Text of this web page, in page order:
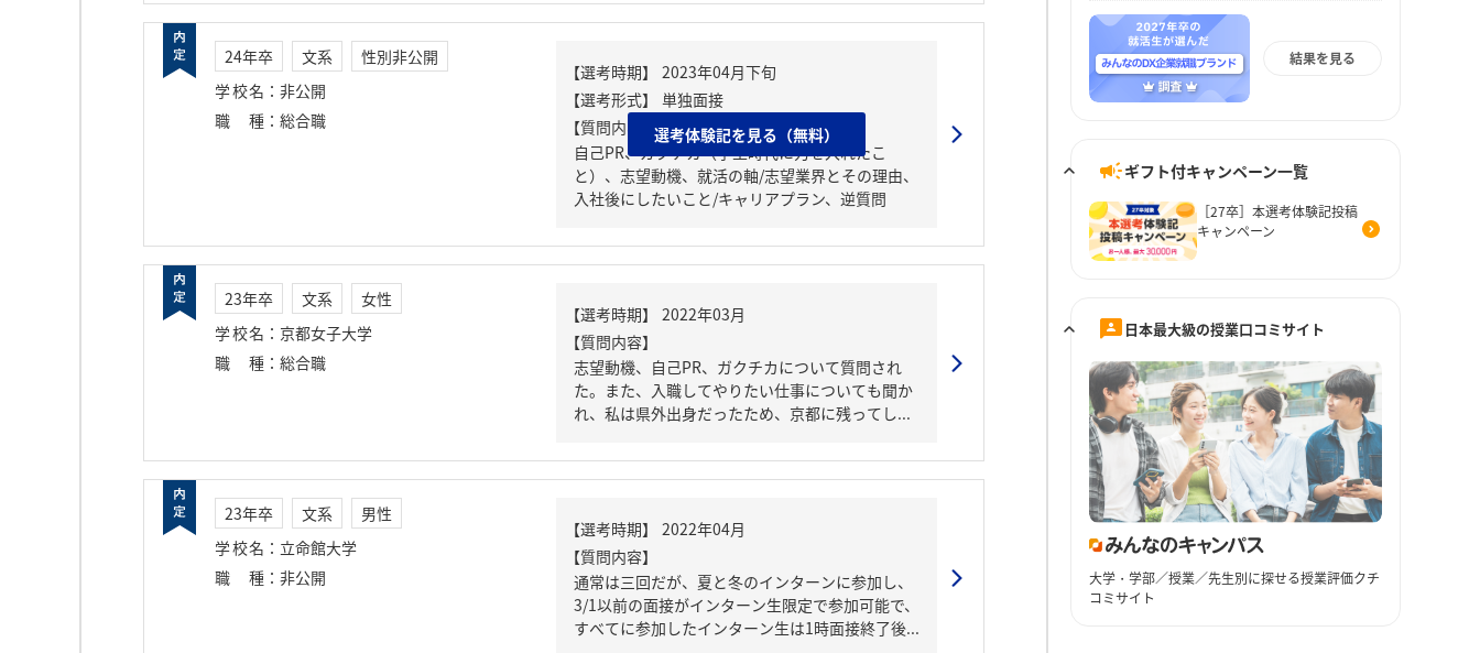
24年卒 文系
性別非公開
学校名 ： 非公開
職種 ： 総合職
【質問内容・課題】
自己PR、ガクチカ（学生時代に力を入れたこ
と）、志望動機、就活の軸/志望業界とその理由、
入社後にしたいこと/キャリアプラン、逆質問
選考体験記を見る（無料）
23年卒 文系
女性
学校名 ： 京都女子大学
職種 ： 総合職
【質問内容】
志望動機、自己PR、ガクチカについて質問され
た。また、入職してやりたい仕事についても聞か
れ、私は県外出身だったため、京都に残ってし...
23年卒 文系
男性
学校名 ： 立命館大学
職種 ： 非公開
【質問内容】
通常は三回だが、夏と冬のインターンに参加し、
3/1以前の面接がインターン生限定で参加可能で、
すべてに参加したインターン生は1時面接終了後...
結果を見る
ギフト付キャンペーン一覧
［27卒］本選考体験記投稿
キャンペーン
日本最大級の授業口コミサイト
大学・学部／授業／先生別に探せる授業評価クチ
コミサイト